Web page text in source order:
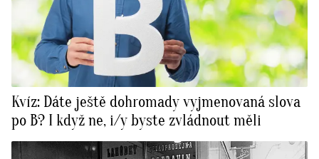
Kvíz: Dáte ještě dohromady vyjmenovaná slova
po B? I když ne, i/y byste zvládnout měli